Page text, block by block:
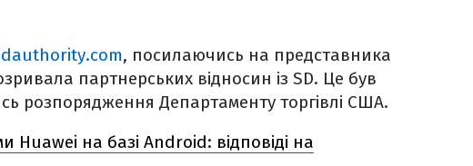
, посилаючись на представника
партнерських відносин із SD. Це був
розпорядження Департаменту торгівлі США.
Huawei на базі Android: відповіді на